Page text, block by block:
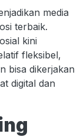
media
terbaik.
kini
fleksibel,
bisa dikerjakan
digital dan